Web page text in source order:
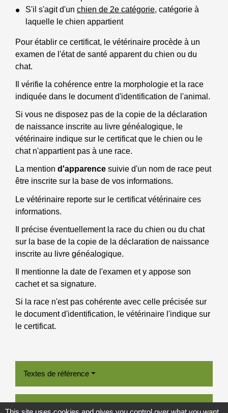
S'il s'agit d'un chien de 2e catégorie, catégorie à
laquelle le chien appartient
Pour établir ce certificat, le vétérinaire procède à un
examen de l'état de santé apparent du chien ou du
chat.
Il vérifie la cohérence entre la morphologie et la race
indiquée dans le document d'identification de l'animal.
Si vous ne disposez pas de la copie de la déclaration
de naissance inscrite au livre généalogique, le
vétérinaire indique sur le certificat que le chien ou le
chat n'appartient pas à une race.
La mention d'apparence suivie d'un nom de race peut
être inscrite sur la base de vos informations.
Le vétérinaire reporte sur le certificat vétérinaire ces
informations.
Il précise éventuellement la race du chien ou du chat
sur la base de la copie de la déclaration de naissance
inscrite au livre généalogique.
Il mentionne la date de l'examen et y appose son
cachet et sa signature.
Si la race n'est pas cohérente avec celle précisée sur
le document d'identification, le vétérinaire l'indique sur
le certificat.
Textes de référence